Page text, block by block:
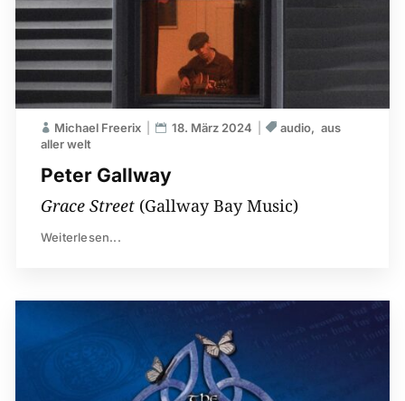
Peter Gallway
Michael Freerix 18. März 2024 audio
aus
aller welt
Grace Street(Gallway Bay Music)
Weiterlesen...